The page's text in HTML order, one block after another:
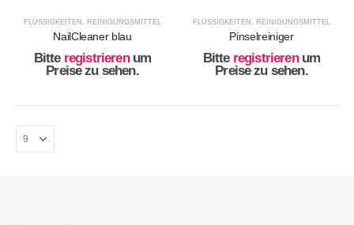
FLÜSSIGKEITEN , REINIGUNGSMITTEL
NailCleaner blau
Bitte registrieren um
Preise zu sehen.
FLÜSSIGKEITEN , REINIGUNGSMITTEL
Pinselreiniger
Bitte registrieren um
Preise zu sehen.